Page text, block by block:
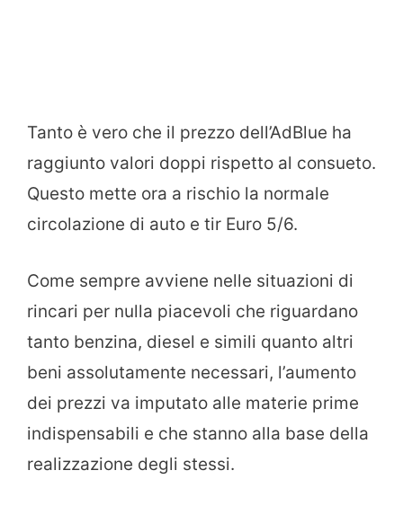
Tanto è vero che il prezzo dell’AdBlue ha
raggiunto valori doppi rispetto al consueto.
Questo mette ora a rischio la normale
circolazione di auto e tir Euro 5/6.
Come sempre avviene nelle situazioni di
rincari per nulla piacevoli che riguardano
tanto benzina, diesel e simili quanto altri
beni assolutamente necessari, l’aumento
dei prezzi va imputato alle materie prime
indispensabili e che stanno alla base della
realizzazione degli stessi.